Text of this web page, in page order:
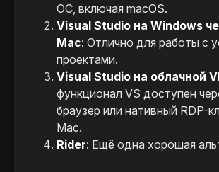
ОС, включая macOS.
Visual Studio на Windows
Mac: Отлично для работы с
проектами.
Visual Studio на облачной
функционал VS доступен
браузер или нативный RDP-
Mac.
Rider: Ещё одна хорошая